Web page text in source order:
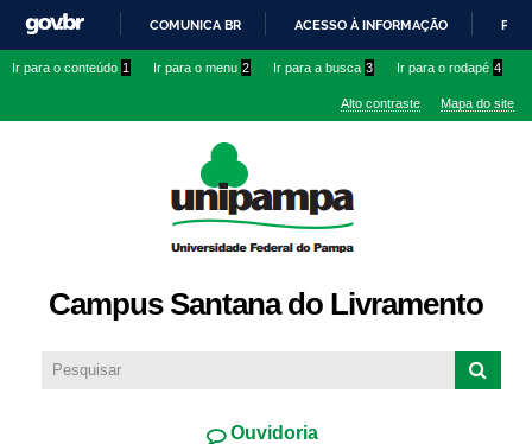
conteúdo
IR
O
COMUNICA BR ACESSO À INFORMAÇÃO
Ir para o conteúdo 1 Ir para o menu 2 Ir para a busca 3 Ir para o rodapé 4
Alto contraste Mapa do site
Campus Santana do Livramento
Ouvidoria